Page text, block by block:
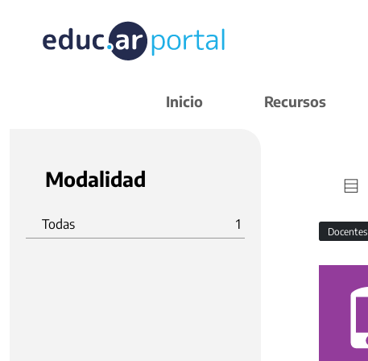
Inicio Recursos
Modalidad
Todas 1 Docentes